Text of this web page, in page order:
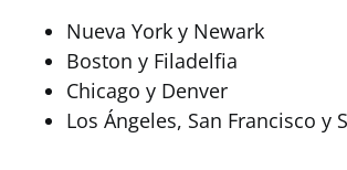
Nueva York y Newark
Boston y Filadelfia
Chicago y Denver
Los Ángeles, San Francisco y